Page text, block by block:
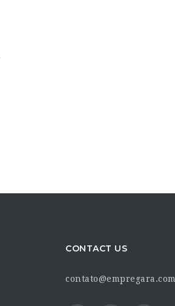
CONTACT US
contato@empregara.com